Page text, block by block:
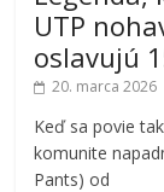
UTP
oslavujú
20. marca 2026
Keď sa povie
komunite
Pants) od